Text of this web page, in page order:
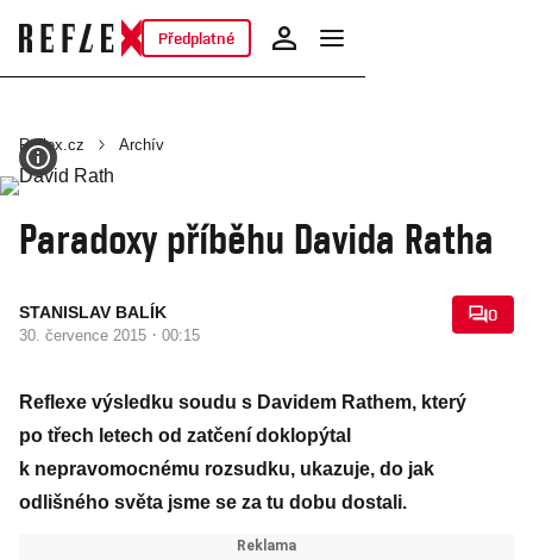
Předplatné
Reflex.cz Archív
Paradoxy příběhu Davida Ratha
STANISLAV BALÍK
30. července 2015 · 00:15
0
Reflexe výsledku soudu s Davidem Rathem, který
po třech letech od zatčení doklopýtal
k nepravomocnému rozsudku, ukazuje, do jak
odlišného světa jsme se za tu dobu dostali.